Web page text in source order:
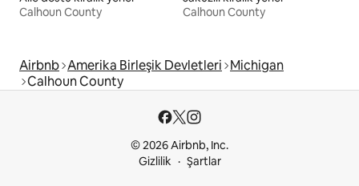
Calhoun County
Calhoun County
Airbnb Amerika Birleşik Devletleri Michigan
Calhoun County
© 2026 Airbnb, Inc.
Gizlilik
Şartlar